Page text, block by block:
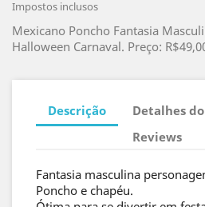
Impostos inclusos
Mexicano Poncho Fantasia
Halloween Carnaval. Preço:
Descrição
Detalhes
Reviews
Fantasia masculina
Poncho e chapéu.